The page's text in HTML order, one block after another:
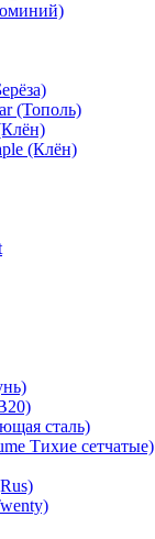
(Тополь)
(Клён)
сталь)
Тихие сетчатые)